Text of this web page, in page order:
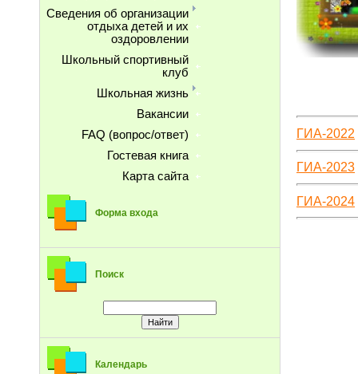
Сведения об организации
отдыха детей и их
оздоровлении
Школьный спортивный
клуб
Школьная жизнь
Вакансии
FAQ (вопрос/ответ)
Гостевая книга
Карта сайта
Форма входа
Поиск
Календарь
ГИА-2022
ГИА-2023
ГИА-2024